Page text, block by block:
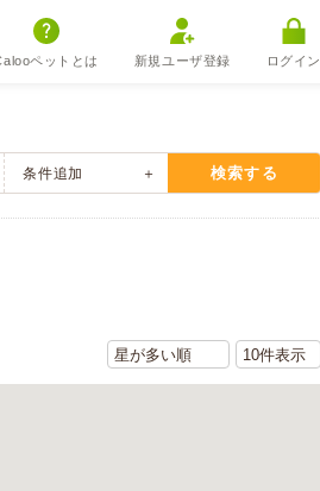
ペットとは 新規ユーザ登録 ログイン
条件追加 検索する